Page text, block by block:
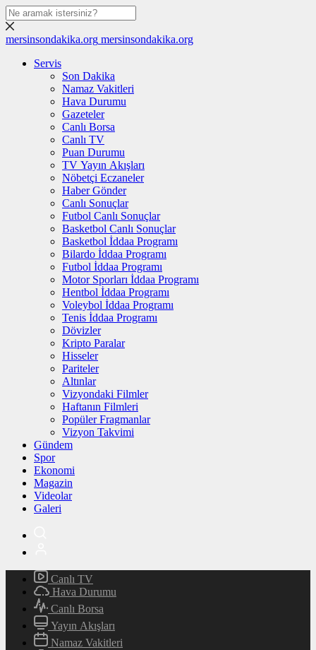
mersinsondakika.org mersinsondakika.org
Servis
Son Dakika
Namaz Vakitleri
Hava Durumu
Gazeteler
Canlı Borsa
Canlı TV
Puan Durumu
TV Yayın Akışları
Nöbetçi Eczaneler
Haber Gönder
Canlı Sonuçlar
Futbol Canlı Sonuçlar
Basketbol Canlı Sonuçlar
Basketbol İddaa Programı
Bilardo İddaa Programı
Futbol İddaa Programı
Motor Sporları İddaa Programı
Hentbol İddaa Programı
Voleybol İddaa Programı
Tenis İddaa Programı
Dövizler
Kripto Paralar
Hisseler
Pariteler
Altınlar
Vizyondaki Filmler
Haftanın Filmleri
Popüler Fragmanlar
Vizyon Takvimi
Gündem
Spor
Ekonomi
Magazin
Videolar
Galeri
Canlı TV
Hava Durumu
Canlı Borsa
Yayın Akışları
Namaz Vakitleri